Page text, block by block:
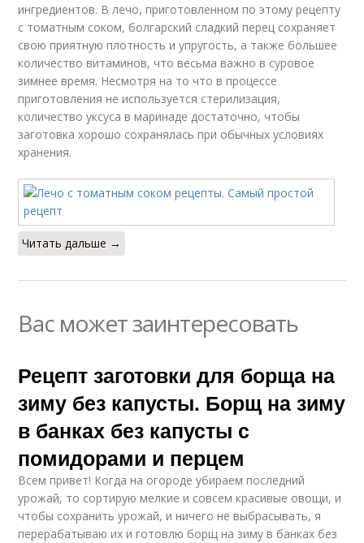
ингредиентов. В лечо, приготовленном по этому рецепту
с томатным соком, болгарский сладкий перец сохраняет
свою приятную плотность и упругость, а также большее
количество витаминов, что весьма важно в суровое
зимнее время. Несмотря на то что в процессе
приготовления не используется стерилизация,
количество уксуса в маринаде достаточно, чтобы
заготовка хорошо сохранялась при обычных условиях
хранения.
Читать дальше →
Вас может заинтересовать
Рецепт заготовки для борща на
зиму без капусты. Борщ на зиму
в банках без капусты с
помидорами и перцем
Всем привет! Когда на огороде убираем последний
урожай, то сортирую мелкие и совсем красивые овощи, и
чтобы сохранить урожай, и ничего не выбрасывать, я
перерабатываю их и готовлю борщ на зиму в банках без